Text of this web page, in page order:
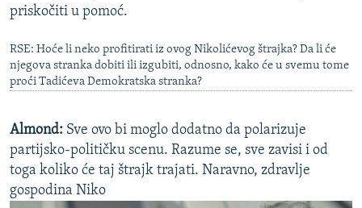
priskočiti u pomoć.
RSE: Hoće li neko profitirati iz ovog Nikolićevog štrajka? Da li će
njegova stranka dobiti ili izgubiti, odnosno, kako će u svemu tome
proći Tadićeva Demokratska stranka?
Almond: Sve ovo bi moglo dodatno da polarizuje
partijsko-političku scenu. Razume se, sve zavisi i od
toga koliko će taj štrajk trajati. Naravno, zdravlje
gospodina Niko